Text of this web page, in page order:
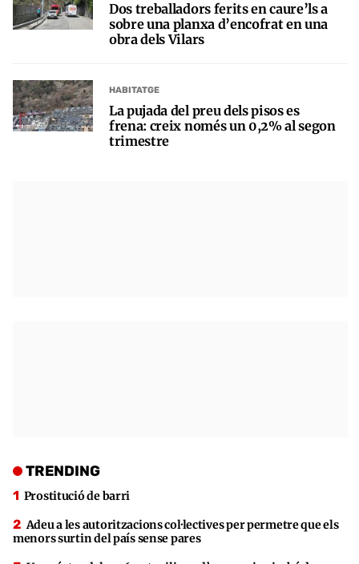
Dos treballadors ferits en caure’ls a
sobre una planxa d’encofrat en una
obra dels Vilars
HABITATGE
La pujada del preu dels pisos es
frena: creix només un 0,2% al segon
trimestre
TRENDING
Prostitució de barri
Adeu a les autoritzacions col·lectives per permetre que els
menors surtin del país sense pares